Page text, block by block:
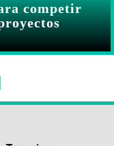
competir